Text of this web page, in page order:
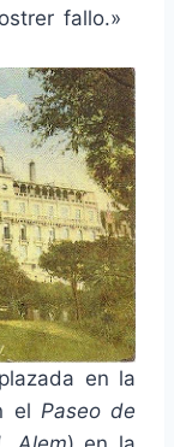
fallo.»
en la
el Paseo de